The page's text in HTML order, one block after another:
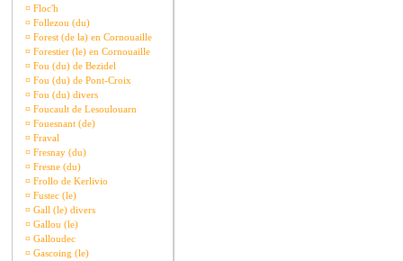
¤ Floc'h
¤ Follezou (du)
¤ Forest (de la) en Cornouaille
¤ Forestier (le) en Cornouaille
¤ Fou (du) de Bezidel
¤ Fou (du) de Pont-Croix
¤ Fou (du) divers
¤ Foucault de Lesoulouarn
¤ Fouesnant (de)
¤ Fraval
¤ Fresnay (du)
¤ Fresne (du)
¤ Frollo de Kerlivio
¤ Fustec (le)
¤ Gall (le) divers
¤ Gallou (le)
¤ Galloudec
¤ Gascoing (le)